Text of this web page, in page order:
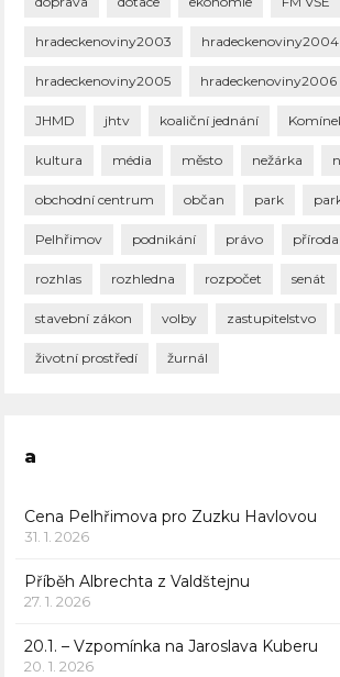
hradeckenoviny2003 hradeckenoviny2004
hradeckenoviny2005 hradeckenoviny2006
JHMD jhtv koaliční jednání
kultura média město nežárka
obchodní centrum občan park
Pelhřimov podnikání právo příroda
rozhlas rozhledna rozpočet senát
stavební zákon volby zastupitelstvo
životní prostředí žurnál
a
Cena Pelhřimova pro Zuzku Havlovou
31. 1. 2026
Příběh Albrechta z Valdštejnu
27. 1. 2026
20.1. – Vzpomínka na Jaroslava Kuberu
20. 1. 2026